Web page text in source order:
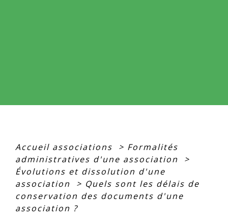
Accueil associations > Formalités
administratives d'une association
>
Évolutions et dissolution d'une
association
> Quels sont les délais de
conservation des documents d'une
association ?